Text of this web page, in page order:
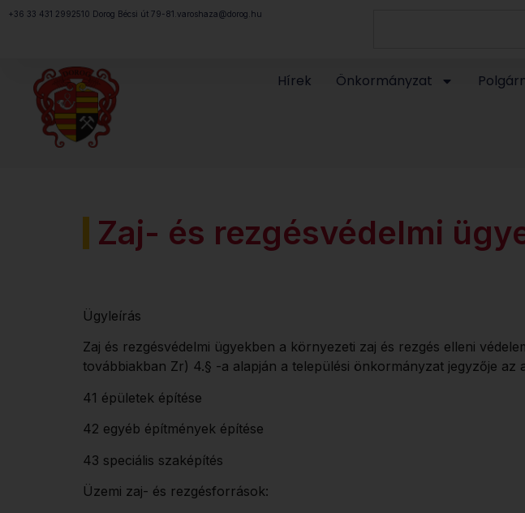
+36 33 431 2992510 Dorog Bécsi út 79-81. varoshaza@dorog.hu
Hírek Önkormányzat
Zaj- és rezgésvédelmi
Ügyleírás
Zaj és rezgésvédelmi ügyekben a környezeti zaj és rezgés elleni
továbbiakban Zr) 4.§ -a alapján a települési önkormányzat jegyzője az
41 épületek építése
42 egyéb építmények építése
43 speciális szaképítés
Üzemi zaj- és rezgésforrások: